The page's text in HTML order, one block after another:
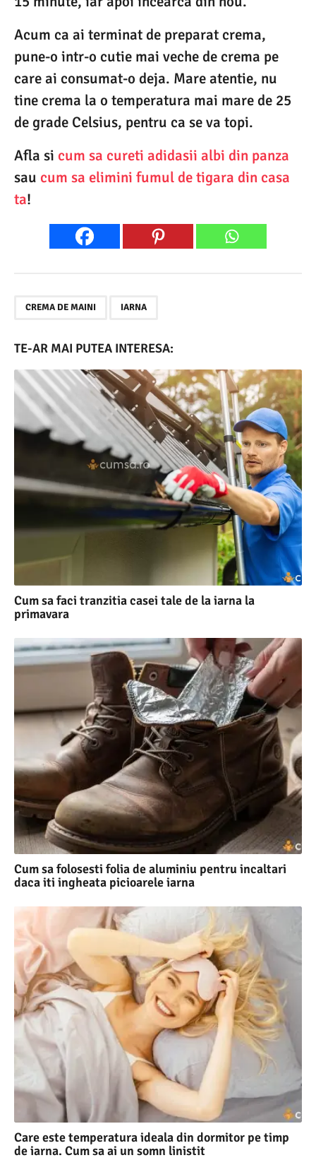
Acum ca ai terminat de preparat crema,
pune-o intr-o cutie mai veche de crema pe
care ai consumat-o deja. Mare atentie, nu
tine crema la o temperatura mai mare de 25
de grade Celsius, pentru ca se va topi.
Afla si cum sa cureti adidasii albi din panza
sau cum sa elimini fumul de tigara din casa
ta!
CREMA DE MAINI IARNA
TE-AR MAI PUTEA INTERESA:
Cum sa faci tranzitia casei tale de la iarna la
primavara
Cum sa folosesti folia de aluminiu pentru incaltari
daca iti ingheata picioarele iarna
Care este temperatura ideala din dormitor pe timp
de iarna. Cum sa ai un somn linistit